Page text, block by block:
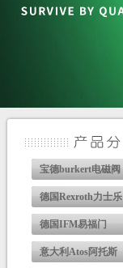
宝德burkert电磁阀
德国Rexroth力士乐
德国IFM易福门
意大利Atos阿托斯